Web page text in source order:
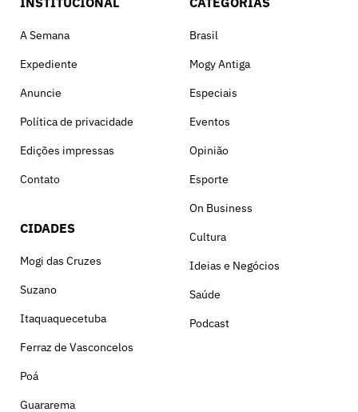
A Semana
Expediente
Anuncie
Política de privacidade
Edições impressas
Contato
CIDADES
Mogi das Cruzes
Suzano
Itaquaquecetuba
Ferraz de Vasconcelos
Poá
Guararema
Brasil
Mogy Antiga
Especiais
Eventos
Opinião
Esporte
On Business
Cultura
Ideias e Negócios
Saúde
Podcast